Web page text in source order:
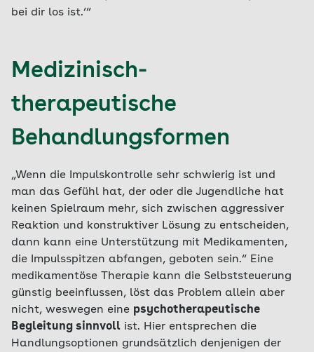
bei dir los ist.‘“
Medizinisch-
therapeutische
Behandlungsformen
„Wenn die Impulskontrolle sehr schwierig ist und
man das Gefühl hat, der oder die Jugendliche hat
keinen Spielraum mehr, sich zwischen aggressiver
Reaktion und konstruktiver Lösung zu entscheiden,
dann kann eine Unterstützung mit Medikamenten,
die Impulsspitzen abfangen, geboten sein.“ Eine
medikamentöse Therapie kann die Selbststeuerung
günstig beeinflussen, löst das Problem allein aber
nicht, weswegen eine psychotherapeutische
Begleitung sinnvoll ist. Hier entsprechen die
Handlungsoptionen grundsätzlich denjenigen der